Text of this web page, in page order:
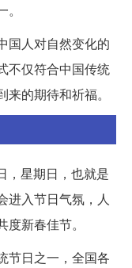
国人对自然变化的
不仅符合中国传统
的期待和祈福。
，星期日，也就是
进入节日气氛，人
新春佳节。
节日之一，全国各